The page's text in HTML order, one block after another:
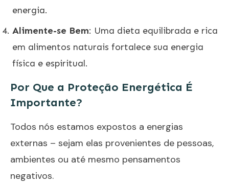
energia.
Alimente-se Bem: Uma dieta equilibrada e rica
em alimentos naturais fortalece sua energia
física e espiritual.
Por Que a Proteção Energética É
Importante?
Todos nós estamos expostos a energias
externas – sejam elas provenientes de pessoas,
ambientes ou até mesmo pensamentos
negativos.